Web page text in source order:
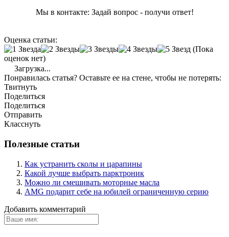
Мы в контакте: Задай вопрос - получи ответ!
Оценка статьи:
(Пока
оценок нет)
Загрузка...
Понравилась статья? Оставьте ее на стене, чтобы не потерять:
Твитнуть
Поделиться
Поделиться
Отправить
Класснуть
Полезные статьи
Как устранить сколы и царапины
Какой лучше выбрать парктроник
Можно ли смешивать моторные масла
AMG подарит себе на юбилей ограниченную серию
Добавить комментарий